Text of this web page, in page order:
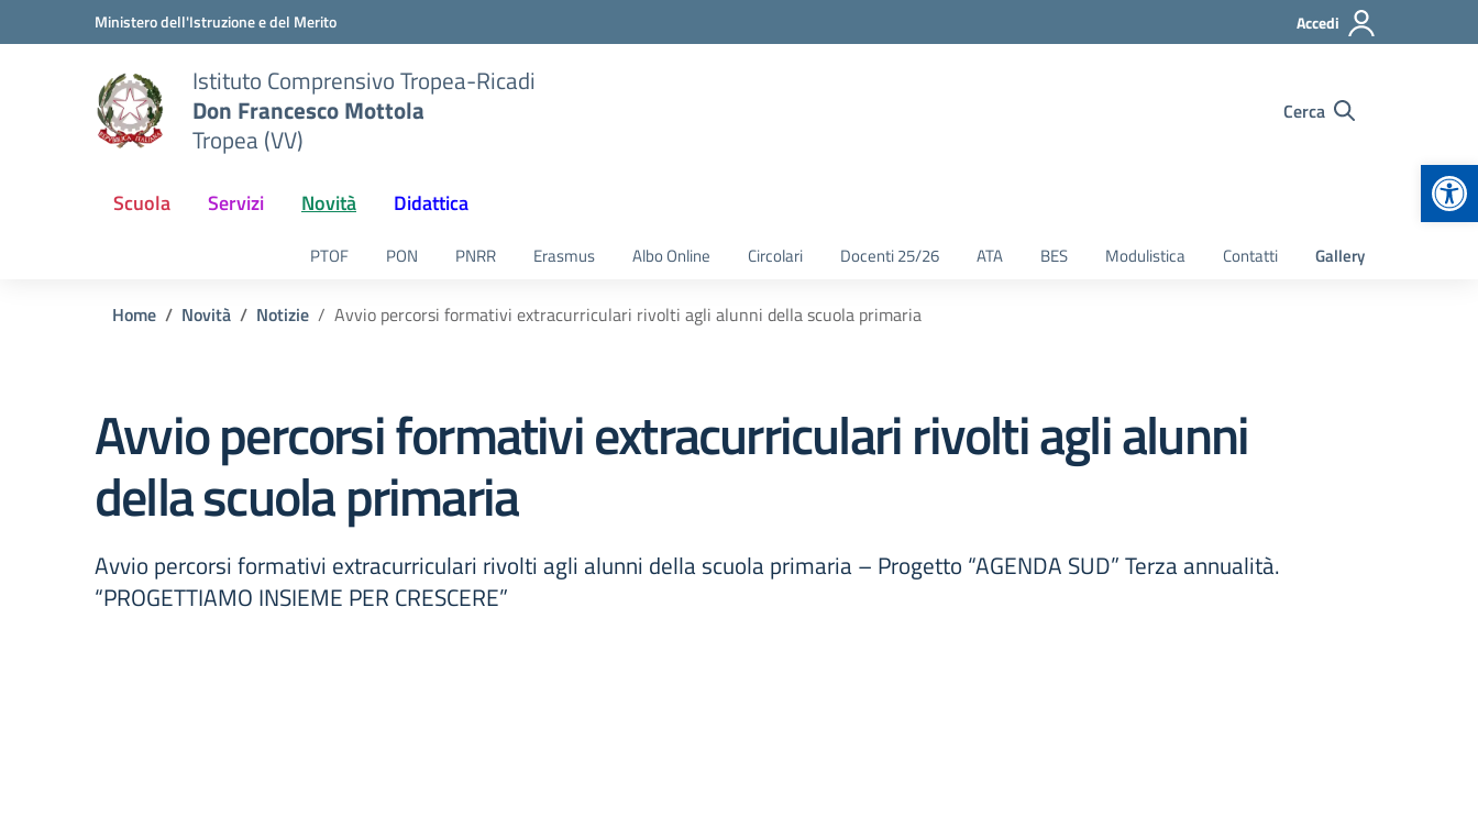
Vai ai contenuti
Vai al menu di navigazioneMinistero dell'Istruzione e del Merito Accedi
Istituto Comprensivo Tropea-Ricadi
Don Francesco Mottola
Tropea (VV)
Cerca
Scuola Servizi Novità Didattica
PTOF PON PNRR Erasmus Albo Online Circolari Docenti 25/26 ATA BES Modulistica Contatti Gallery
Home Novità Notizie Avvio percorsi formativi extracurriculari rivolti agli alunni della scuola primaria
Avvio percorsi formativi extracurriculari rivolti agli alunni
della scuola primaria
Avvio percorsi formativi extracurriculari rivolti agli alunni della scuola primaria – Progetto “AGENDA SUD” Terza annualità.
“PROGETTIAMO INSIEME PER CRESCERE”